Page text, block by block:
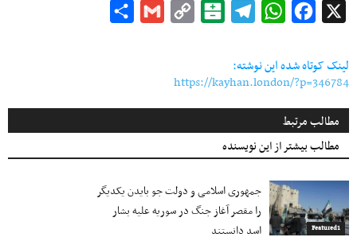
Facebook
WhatsApp
Telegram
Balatarin
Copy
Gmail
لینک کوتاه شده این نوشته:
https://kayhan.london/?p=346784
مطالب مرتبط
مطالب بیشتر از این نویسنده
Featured1
جمهوری اسلامی و دولت جو بایدن یکدیگر
را مقصر آغاز جنگ در سوریه علیه بشار
اسد دانستند